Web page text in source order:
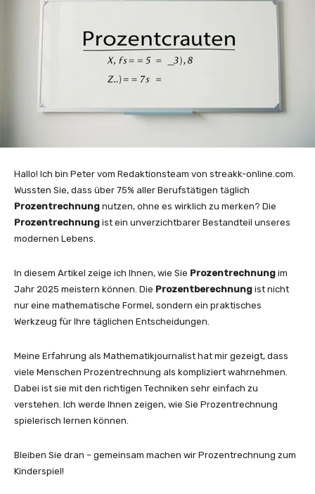
Hallo! Ich bin Peter vom Redaktionsteam von streakk-online.com.
Wussten Sie, dass über 75% aller Berufstätigen täglich
Prozentrechnung nutzen, ohne es wirklich zu merken? Die
Prozentrechnung ist ein unverzichtbarer Bestandteil unseres
modernen Lebens.
In diesem Artikel zeige ich Ihnen, wie Sie Prozentrechnung im
Jahr 2025 meistern können. Die Prozentberechnung ist nicht
nur eine mathematische Formel, sondern ein praktisches
Werkzeug für Ihre täglichen Entscheidungen.
Meine Erfahrung als Mathematikjournalist hat mir gezeigt, dass
viele Menschen Prozentrechnung als kompliziert wahrnehmen.
Dabei ist sie mit den richtigen Techniken sehr einfach zu
verstehen. Ich werde Ihnen zeigen, wie Sie Prozentrechnung
spielerisch lernen können.
Bleiben Sie dran – gemeinsam machen wir Prozentrechnung zum
Kinderspiel!